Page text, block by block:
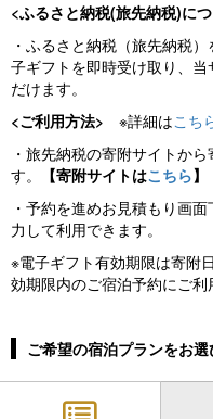
<ふるさと納税(旅先納税)に
・ふるさと納税（旅先納税
子ギフトを即時受け取り、
だけます。
<ご利用方法> ※詳細はこち
・旅先納税の寄附サイトか
す。
【寄附サイトはこちら】
・予約を進めお見積もり画
力して利用できます。
※電子ギフト有効期限は寄附
効期限内のご宿泊予約にご利
ご希望の宿泊プランをお選